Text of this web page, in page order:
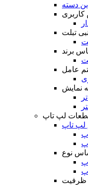
دسته
کاربری
تبلت
برند
عامل
نمایش
لپ تاپ
لپ تاپ
نوع
ظرفیت